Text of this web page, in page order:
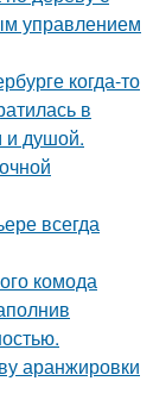
управлением
когда-то
в
и душой.
всегда
комода
аранжировки